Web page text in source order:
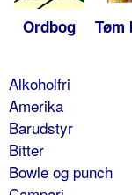
Ordbog Tøm
Alkoholfri
Amerika
Barudstyr
Bitter
Bowle og punch